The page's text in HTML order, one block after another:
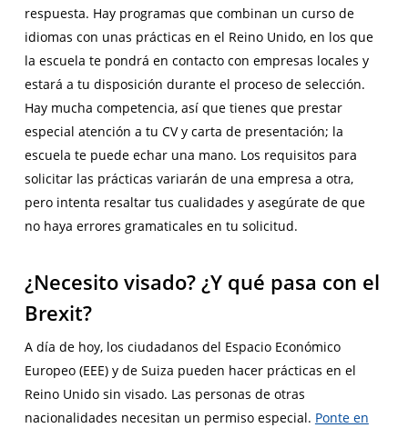
respuesta. Hay programas que combinan un curso de
idiomas con unas prácticas en el Reino Unido, en los que
la escuela te pondrá en contacto con empresas locales y
estará a tu disposición durante el proceso de selección.
Hay mucha competencia, así que tienes que prestar
especial atención a tu CV y carta de presentación; la
escuela te puede echar una mano. Los requisitos para
solicitar las prácticas variarán de una empresa a otra,
pero intenta resaltar tus cualidades y asegúrate de que
no haya errores gramaticales en tu solicitud.
¿Necesito visado? ¿Y qué pasa con el
Brexit?
A día de hoy, los ciudadanos del Espacio Económico
Europeo (EEE) y de Suiza pueden hacer prácticas en el
Reino Unido sin visado. Las personas de otras
nacionalidades necesitan un permiso especial. Ponte en